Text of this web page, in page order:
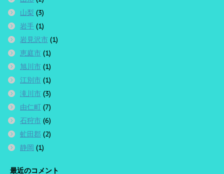
山梨 (3)
岩手 (1)
岩見沢市 (1)
恵庭市 (1)
旭川市 (1)
江別市 (1)
滝川市 (3)
由仁町 (7)
石狩市 (6)
虻田郡 (2)
静岡 (1)
最近のコメント